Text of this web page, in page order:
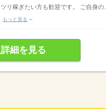
リ稼ぎたい方も歓迎です。 ご自身の...
もっと見る
細を見る